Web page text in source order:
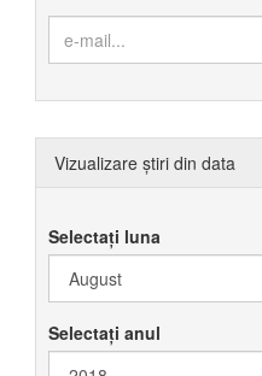
Vizualizare știri din data
Selectați luna
Selectați anul